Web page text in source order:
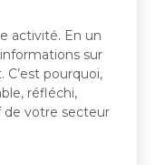
activité. En un
sur
pourquoi,
réfléchi,
de votre secteur